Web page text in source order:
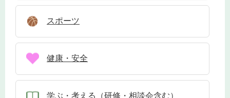
スポーツ
健康・安全
学ぶ・考える（研修・相談会含む）